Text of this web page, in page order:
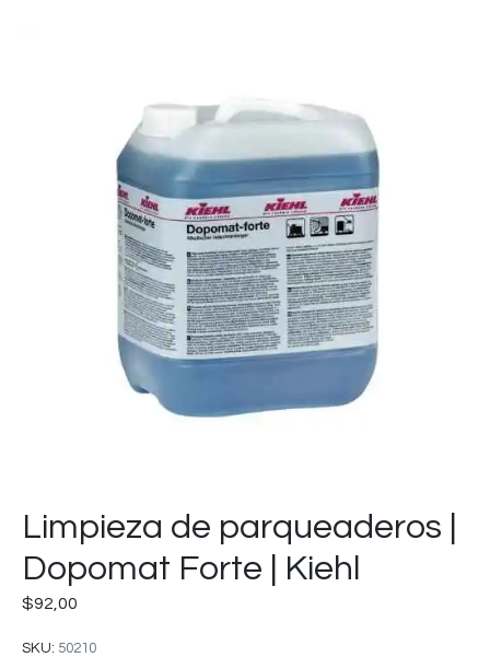
Limpieza de parqueaderos |
Dopomat Forte | Kiehl
$92,00
SKU: 50210